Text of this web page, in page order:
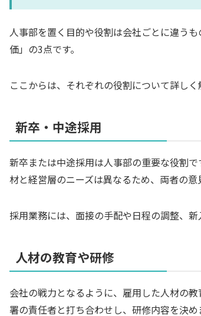
人事部を置く目的や役割は会社ごとに違う
価」の3点です。
ここからは、それぞれの役割について詳しく
新卒・中途採用
新卒または中途採用は人事部の重要な役割
材と経営層のニーズは異なるため、両者の
採用業務には、面接の手配や日程の調整、新
人材の教育や研修
会社の戦力となるように、雇用した人材の
署の責任者と打ち合わせし、研修内容を決め